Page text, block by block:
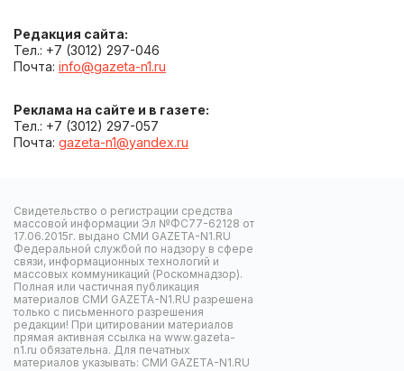
Редакция сайта:
Тел.: +7 (3012) 297-046
Почта: info@gazeta-n1.ru
Реклама на сайте и в газете:
Тел.: +7 (3012) 297-057
Почта: gazeta-n1@yandex.ru
Свидетельство о регистрации средства
массовой информации Эл №ФС77-62128 от
17.06.2015г. выдано СМИ GAZETA-N1.RU
Федеральной службой по надзору в сфере
связи, информационных технологий и
массовых коммуникаций (Роскомнадзор).
Полная или частичная публикация
материалов СМИ GAZETA-N1.RU разрешена
только с письменного разрешения
редакции! При цитировании материалов
прямая активная ссылка на www.gazeta-
n1.ru обязательна. Для печатных
материалов указывать: СМИ GAZETA-N1.RU